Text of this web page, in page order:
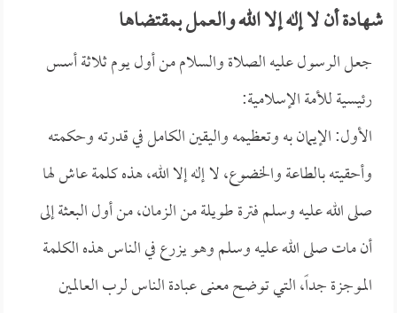
شهادة أن لا إله إلا الله والعمل بمقتضاها
جعل الرسول عليه الصلاة والسلام من أول يوم ثلاثة أسس
رئيسية للأمة الإسلامية:
الأول: الإيمان به وتعظيمه واليقين الكامل في قدرته وحكمته
وأحقيته بالطاعة والخضوع، لا إله إلا الله، هذه كلمة عاش لها
صلى الله عليه وسلم فترة طويلة من الزمان، من أول البعثة إلى
أن مات صلى الله عليه وسلم وهو يزرع في الناس هذه الكلمة
الموجزة جداً، التي توضح معنى عبادة الناس لرب العالمين